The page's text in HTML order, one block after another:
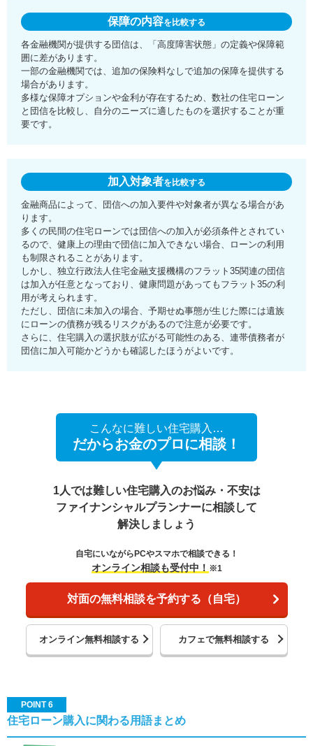
保障の内容を比較する
各金融機関が提供する団信は、「高度障害状態」の定義や保障範
囲に差があります。
一部の金融機関では、追加の保険料なしで追加の保障を提供する
場合があります。
多様な保障オプションや金利が存在するため、数社の住宅ローン
と団信を比較し、自分のニーズに適したものを選択することが重
要です。
加入対象者を比較する
金融商品によって、団信への加入要件や対象者が異なる場合があ
ります。
多くの民間の住宅ローンでは団信への加入が必須条件とされてい
るので、健康上の理由で団信に加入できない場合、ローンの利用
も制限されることがあります。
しかし、独立行政法人住宅金融支援機構のフラット35関連の団信
は加入が任意となっており、健康問題があってもフラット35の利
用が考えられます。
ただし、団信に未加入の場合、予期せぬ事態が生じた際には遺族
にローンの債務が残るリスクがあるので注意が必要です。
さらに、住宅購入の選択肢が広がる可能性のある、連帯債務者が
団信に加入可能かどうかも確認したほうがよいです。
こんなに難しい住宅購入…
だからお金のプロに相談！
1人では難しい住宅購入のお悩み・不安は
ファイナンシャルプランナーに相談して
解決しましょう
自宅にいながらPCやスマホで相談できる！
オンライン相談も受付中！ ※1
対面の無料相談を予約する（自宅）
オンライン無料相談する カフェで無料相談する
POINT 6
住宅ローン購入に関わる用語まとめ